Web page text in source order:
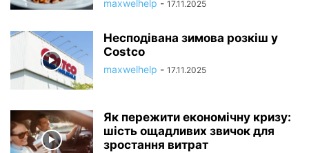
maxwelhelp - 17.11.2025
Несподівана зимова розкіш у
Costco
maxwelhelp - 17.11.2025
Як пережити економічну кризу:
шість ощадливих звичок для
зростання витрат